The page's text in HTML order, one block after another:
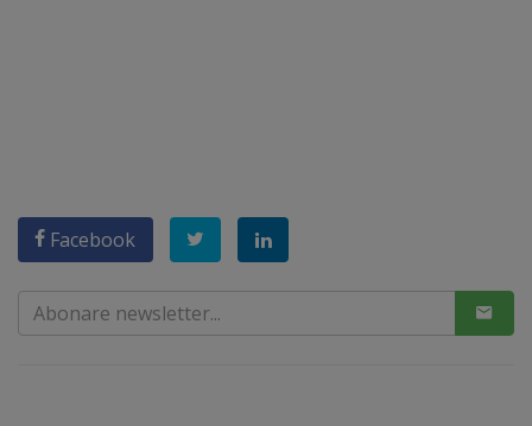
Facebook